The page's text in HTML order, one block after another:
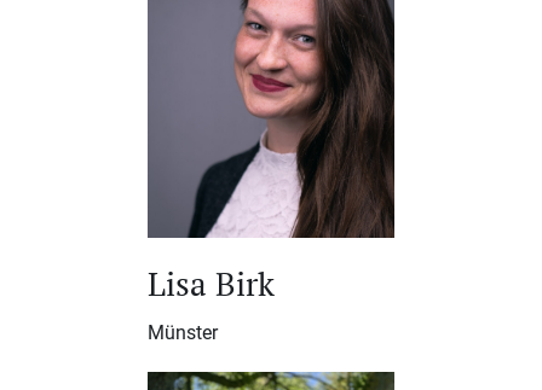
Lisa Birk
Münster